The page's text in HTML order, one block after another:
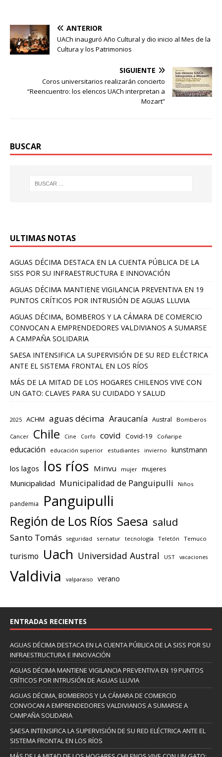
ANTERIOR
UACh inauguró Año Cultural y dio inicio al Mes de la
Cultura y los Patrimonios
SIGUIENTE
Coros universitarios realizarán concierto
“Reencuentro: los elencos UACh interpretan a
Mozart”
BUSCAR
ULTIMAS NOTAS
AGUAS DÉCIMA DESTACA EN LA CUENTA PÚBLICA DE LA
SISS POR SU INFRAESTRUCTURA E INNOVACIÓN
AGUAS DÉCIMA MANTIENE VIGILANCIA PREVENTIVA EN 19
PUNTOS CRÍTICOS POR INTRUSIÓN DE AGUAS LLUVIA
AGUAS DÉCIMA, BOMBEROS Y LA CÁMARA DE COMERCIO
CONVOCAN A EMPRENDEDORES VALDIVIANOS A SUMARSE
A CAMPAÑA SOLIDARIA
SAESA INTENSIFICA LA SUPERVISIÓN DE SU RED ELÉCTRICA
ANTE EL SISTEMA FRONTAL EN LOS RÍOS
MÁS DE LA MITAD DE LOS HOGARES CHILENOS VIVE CON
UN GATO: CLAVES PARA SU CUIDADO Y SALUD
2025 ACHM aguas décima Araucanía Austral Bomberos
Cancer Chile Cine Corfo covid Covid-19 Coñaripe
educación educación superior estudiantes invierno kunstmann
los lagos los ríos Minvu mujer mujeres
Municipalidad Municipalidad de Panguipulli Niños
pandemia Panguipulli
Región de Los Ríos Saesa salud
Santo Tomás seguridad sernatur tecnología Teletón Temuco
turismo Uach Universidad Austral UST vacaciones
Valdivia valparaiso verano
ENTRADAS RECIENTES
AGUAS DÉCIMA DESTACA EN LA CUENTA PÚBLICA DE LA SISS POR SU
INFRAESTRUCTURA E INNOVACIÓN
AGUAS DÉCIMA MANTIENE VIGILANCIA PREVENTIVA EN 19 PUNTOS
CRÍTICOS POR INTRUSIÓN DE AGUAS LLUVIA
AGUAS DÉCIMA, BOMBEROS Y LA CÁMARA DE COMERCIO
CONVOCAN A EMPRENDEDORES VALDIVIANOS A SUMARSE A
CAMPAÑA SOLIDARIA
SAESA INTENSIFICA LA SUPERVISIÓN DE SU RED ELÉCTRICA ANTE EL
SISTEMA FRONTAL EN LOS RÍOS